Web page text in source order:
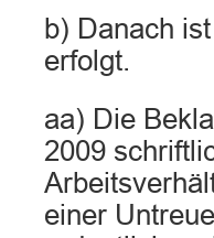
b) Danach
erfolgt.
aa) Die
2009
einer